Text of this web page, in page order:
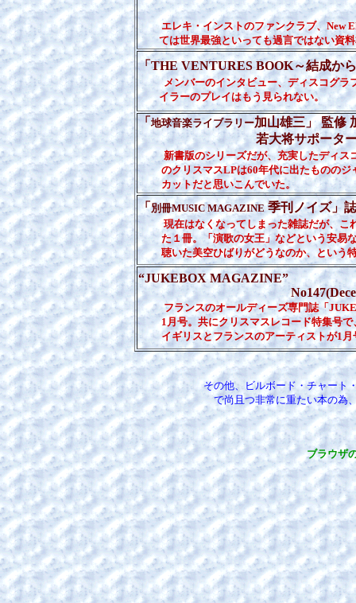
エレキ・インストのファンクラブ、New
ては世界最強といっても過言ではない資料
「THE VENTURES BOOK～結成か
メンバーのインタビュー、ディスコグ
イラーのプレイはもう見られない。
「地球音楽ライブラリー加山雄三」 監
若大将サポーターズクラブ
新書版のシリーズだが、充実したディス
のクリスマスLPは60年代に出たもののジ
カットだと思いこんでいた。
「別冊MUSIC MAGAZINE季刊ノイズ」
現在はなくなってしまった雑誌だが、こ
た１冊。「演歌の女王」などという安易な
聴いた美空ひばりがどうなのか、という特
“JUKEBOX MAGAZINE”
No147(Decembre
フランスのオールディーズ専門誌「
1月号。共にクリスマスレコード特集号で
イギリスとフランスのアーティストが1月
その他、ビルボード・チャート
で尚且つ非常に重たい本の為
ブラウザ